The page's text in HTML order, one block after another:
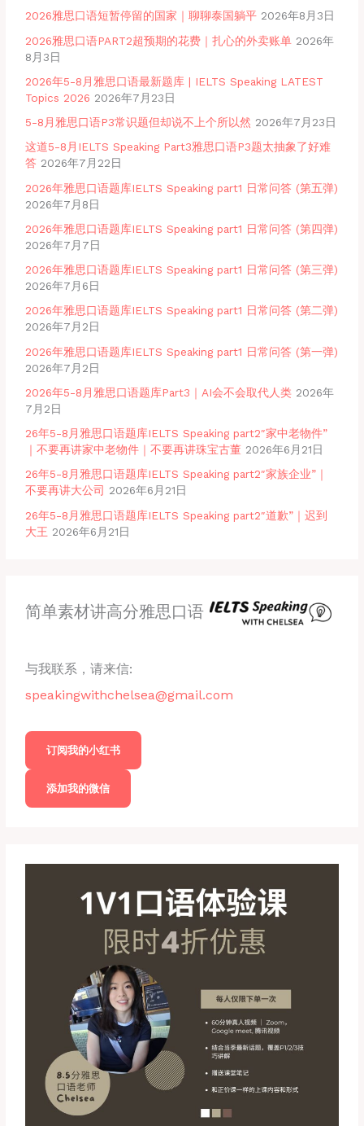
2026雅思口语短暂停留的国家｜聊聊泰国躺平 2026年8月3日
2026雅思口语PART2超预期的花费｜扎心的外卖账单 2026年
8月3日
2026年5-8月雅思口语最新题库 | IELTS Speaking LATEST
Topics 2026 2026年7月23日
5-8月雅思口语P3常识题但却说不上个所以然 2026年7月23日
这道5-8月IELTS Speaking Part3雅思口语P3题太抽象了好难
答 2026年7月22日
2026年雅思口语题库IELTS Speaking part1 日常问答 (第五弹)
2026年7月8日
2026年雅思口语题库IELTS Speaking part1 日常问答 (第四弹)
2026年7月7日
2026年雅思口语题库IELTS Speaking part1 日常问答 (第三弹)
2026年7月6日
2026年雅思口语题库IELTS Speaking part1 日常问答 (第二弹)
2026年7月2日
2026年雅思口语题库IELTS Speaking part1 日常问答 (第一弹)
2026年7月2日
2026年5-8月雅思口语题库Part3｜AI会不会取代人类 2026年
7月2日
26年5-8月雅思口语题库IELTS Speaking part2″家中老物件”
｜不要再讲家中老物件｜不要再讲珠宝古董 2026年6月21日
26年5-8月雅思口语题库IELTS Speaking part2″家族企业”｜
不要再讲大公司 2026年6月21日
26年5-8月雅思口语题库IELTS Speaking part2″道歉”｜迟到
大王 2026年6月21日
简单素材讲高分雅思口语
与我联系，请来信:
speakingwithchelsea@gmail.com
订阅我的小红书
添加我的微信